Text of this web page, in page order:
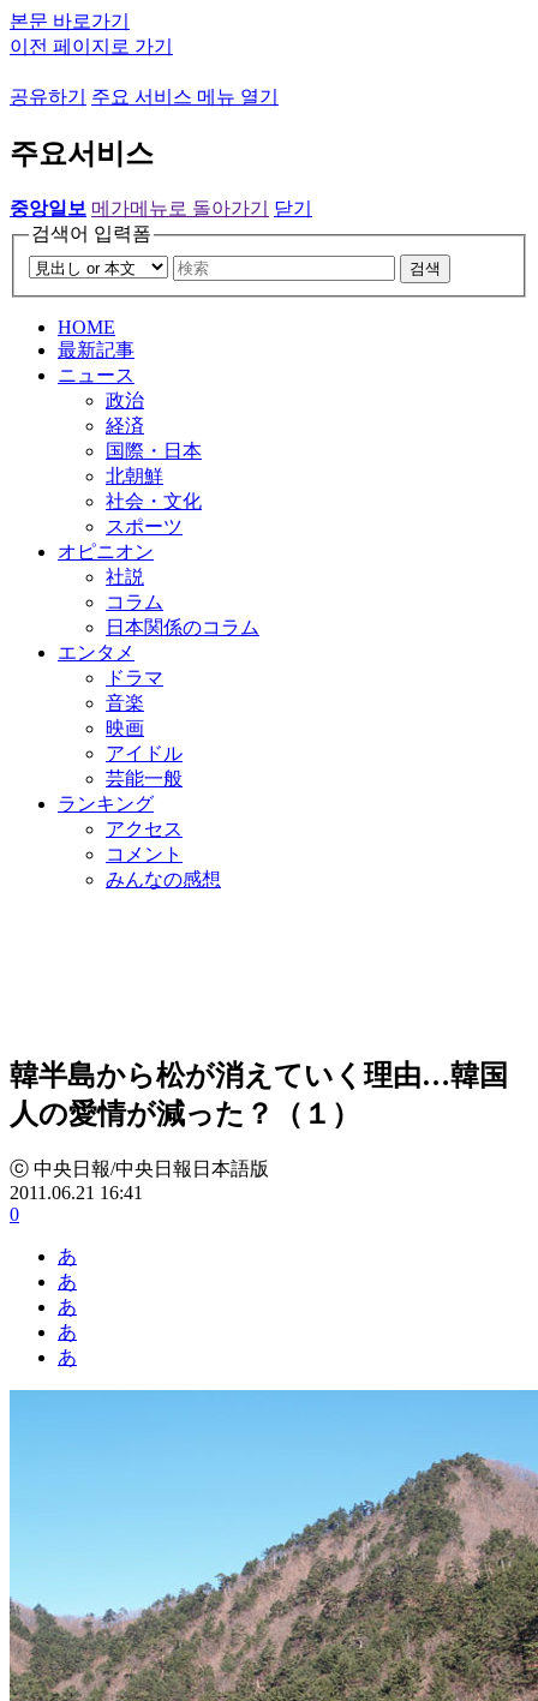
본문 바로가기
이전 페이지로 가기
공유하기 주요 서비스 메뉴 열기
주요서비스
중앙일보 메가메뉴로 돌아가기
닫기
검색어 입력폼
검색
HOME
最新記事
ニュース
政治
経済
国際・日本
北朝鮮
社会・文化
スポーツ
オピニオン
社説
コラム
日本関係のコラム
エンタメ
ドラマ
音楽
映画
アイドル
芸能一般
ランキング
アクセス
コメント
みんなの感想
韓半島から松が消えていく理由…韓国
人の愛情が減った？（１）
ⓒ 中央日報/中央日報日本語版
2011.06.21 16:41
0
あ
あ
あ
あ
あ